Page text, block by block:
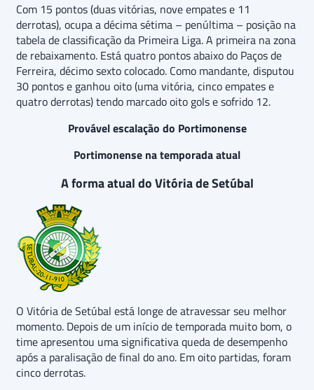
Com 15 pontos (duas vitórias, nove empates e 11
derrotas), ocupa a décima sétima – penúltima – posição na
tabela de classificação da Primeira Liga. A primeira na zona
de rebaixamento. Está quatro pontos abaixo do Paços de
Ferreira, décimo sexto colocado. Como mandante, disputou
30 pontos e ganhou oito (uma vitória, cinco empates e
quatro derrotas) tendo marcado oito gols e sofrido 12.
Provável escalação do Portimonense
Portimonense na temporada atual
A forma atual do Vitória de Setúbal
O Vitória de Setúbal está longe de atravessar seu melhor
momento. Depois de um início de temporada muito bom, o
time apresentou uma significativa queda de desempenho
após a paralisação de final do ano. Em oito partidas, foram
cinco derrotas.